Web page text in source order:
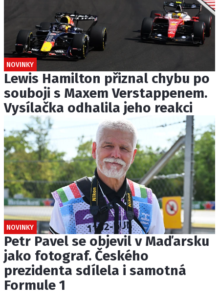
NOVINKY
Lewis Hamilton přiznal chybu po
souboji s Maxem Verstappenem.
Vysílačka odhalila jeho reakci
NOVINKY
Petr Pavel se objevil v Maďarsku
jako fotograf. Českého
prezidenta sdílela i samotná
Formule 1